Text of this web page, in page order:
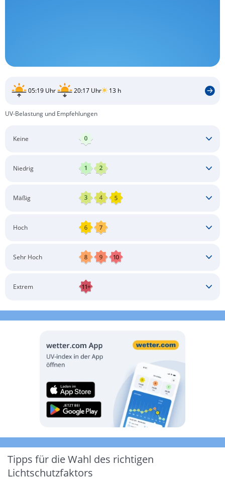
05:19 Uhr 20:17 Uhr 13 h
UV-Belastung und Empfehlungen
Keine
Niedrig
Mäßig
Langärmlige Bekleidung
Hoch
Langärmlige Bekleidung
Sonnenbrille
Sehr Hoch
Langärmlige Bekleidung
Extrem
Tipps für die Wahl des richtigen
Lichtschutzfaktors